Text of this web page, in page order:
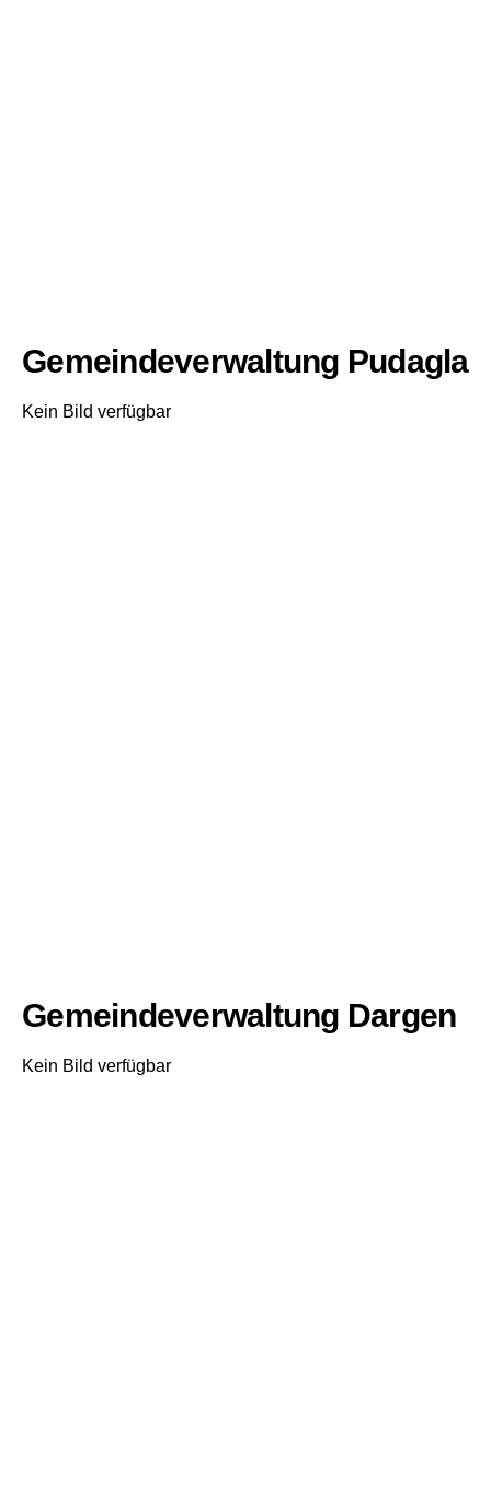
Gemeindeverwaltung Pudagla
Kein Bild verfügbar
Gemeindeverwaltung Dargen
Kein Bild verfügbar